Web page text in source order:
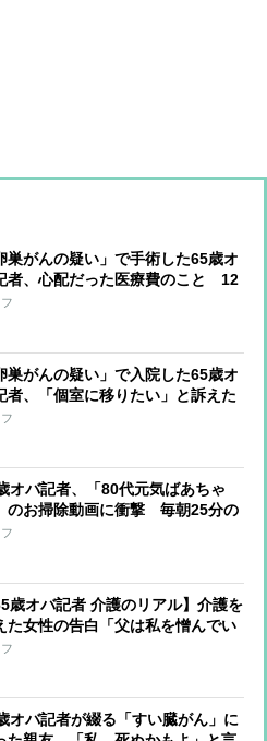
巣がんの疑い」で手術した65歳オ
者、心配だった医療費のこと 12
の入院で負担額は？
巣がんの疑い」で入院した65歳オ
者、「個室に移りたい」と訴えた
看護師がピシャリと言った言葉
オバ記者、「80代元気ばあちゃ
のお掃除動画に衝撃 毎朝25分の
いお掃除ルーティンとシャープな
歳オバ記者 介護のリアル】介護を
た女性の告白「父は私を憎んでい
父娘の関係はなぜ“崩壊”したの
オバ記者が綴る「すい臓がん」に